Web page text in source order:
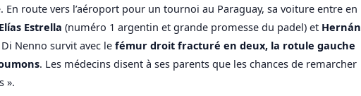
En route vers l’aéroport pour un tournoi au Paraguay, sa voiture entre en
Elías Estrella (numéro 1 argentin et grande promesse du padel) et Hernán
Nenno survit avec le fémur droit fracturé en deux, la rotule gauche
. Les médecins disent à ses parents que les chances de remarcher
».